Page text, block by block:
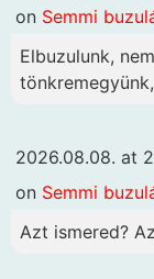
on Semmi
Elbuzulunk,
2026.08.08. at
on Semmi
Azt ismered?